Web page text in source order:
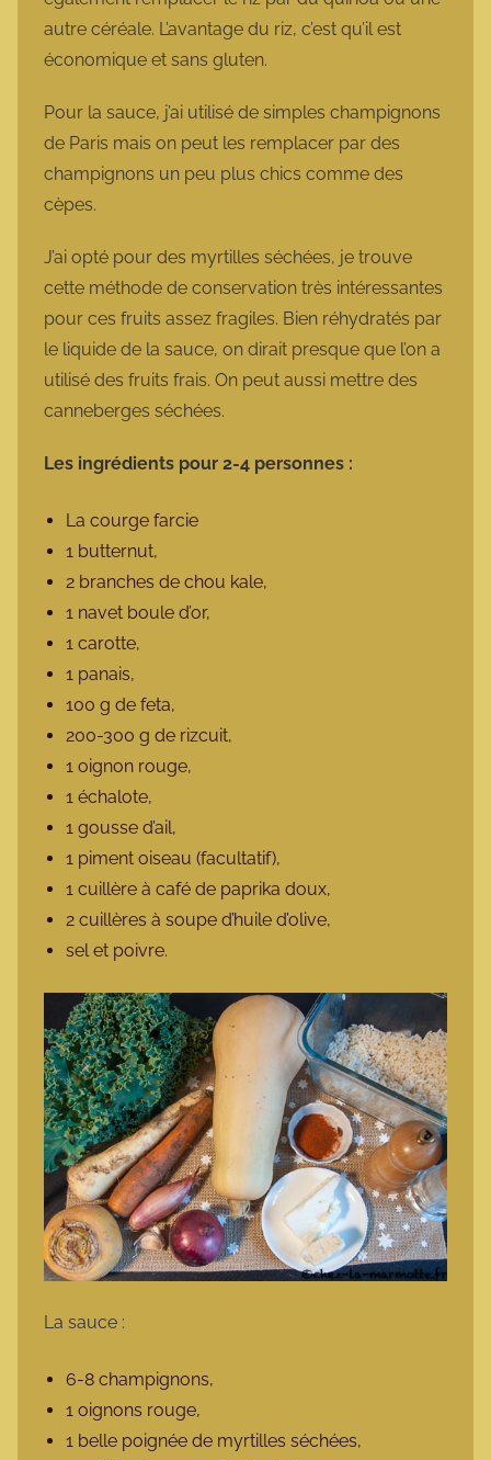
autre céréale. L’avantage du riz, c’est qu’il est
économique et sans gluten.
Pour la sauce, j’ai utilisé de simples champignons
de Paris mais on peut les remplacer par des
champignons un peu plus chics comme des
cèpes.
J’ai opté pour des myrtilles séchées, je trouve
cette méthode de conservation très intéressantes
pour ces fruits assez fragiles. Bien réhydratés par
le liquide de la sauce, on dirait presque que l’on a
utilisé des fruits frais. On peut aussi mettre des
canneberges séchées.
Les ingrédients pour 2-4 personnes :
La courge farcie
1 butternut,
2 branches de chou kale,
1 navet boule d’or,
1 carotte,
1 panais,
100 g de feta,
200-300 g de rizcuit,
1 oignon rouge,
1 échalote,
1 gousse d’ail,
1 piment oiseau (facultatif),
1 cuillère à café de paprika doux,
2 cuillères à soupe d’huile d’olive,
sel et poivre.
La sauce :
6-8 champignons,
1 oignons rouge,
1 belle poignée de myrtilles séchées,